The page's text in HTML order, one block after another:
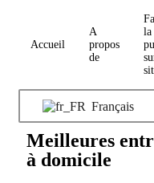
Accueil
A
propos
de
la
Français
Meilleures
à domicile